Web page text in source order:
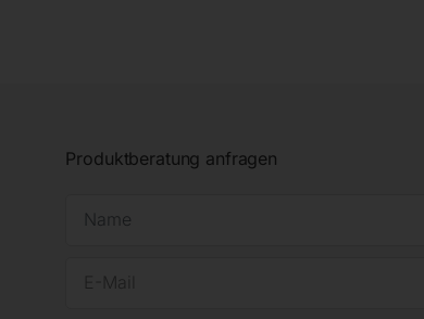
Produktberatung anfragen